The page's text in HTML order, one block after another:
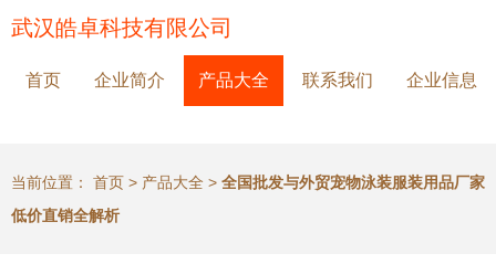
武汉皓卓科技有限公司
首页 企业简介 产品大全 联系我们 企业信息
当前位置： 首页 > 产品大全 > 全国批发与外贸宠物泳装服装用品厂家
低价直销全解析